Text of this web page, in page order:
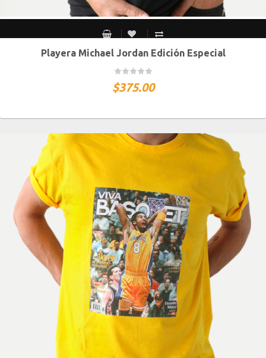
CH M G XG XXG
Playera Michael Jordan Edición Especial
$375.00